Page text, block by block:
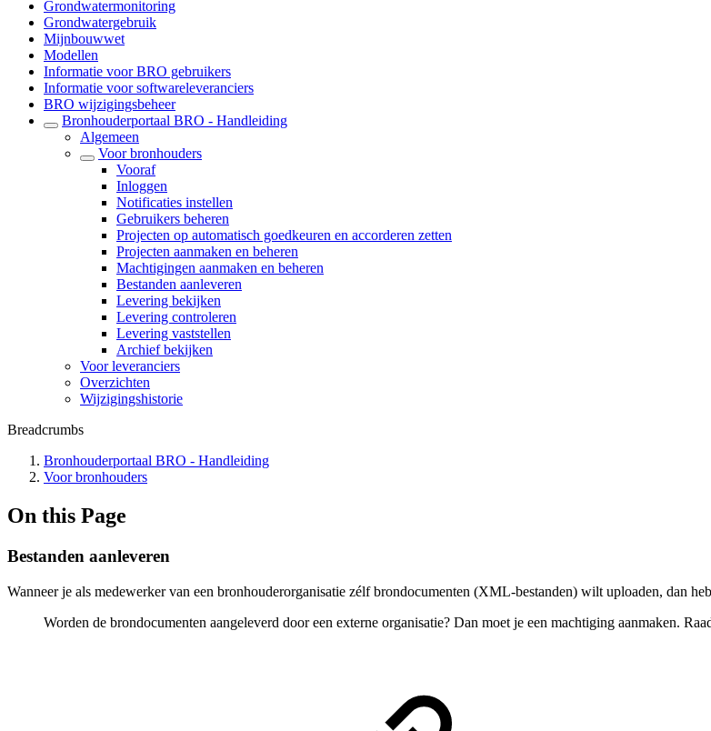
Grondwatermonitoring
Grondwatergebruik
Mijnbouwwet
Modellen
Informatie voor BRO gebruikers
Informatie voor softwareleveranciers
BRO wijzigingsbeheer
Bronhouderportaal BRO - Handleiding
Algemeen
Voor bronhouders
Vooraf
Inloggen
Notificaties instellen
Gebruikers beheren
Projecten op automatisch goedkeuren en accorderen zetten
Projecten aanmaken en beheren
Machtigingen aanmaken en beheren
Bestanden aanleveren
Levering bekijken
Levering controleren
Levering vaststellen
Archief bekijken
Voor leveranciers
Overzichten
Wijzigingshistorie
Breadcrumbs
Bronhouderportaal BRO - Handleiding
Voor bronhouders
On this Page
Bestanden aanleveren
Wanneer je als medewerker van een bronhouderorganisatie zélf brondocumenten (XML-bestanden) wilt uploaden, dan
Worden de brondocumenten aangeleverd door een externe organisatie? Dan moet je een machtiging aanmaken.